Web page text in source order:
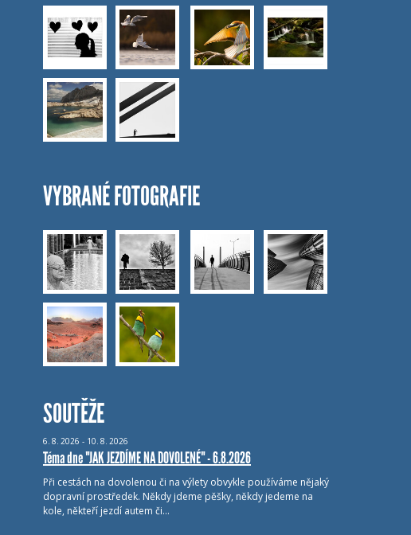
VYBRANÉ FOTOGRAFIE
SOUTĚŽE
6. 8. 2026 - 10. 8. 2026
Téma dne "JAK JEZDÍME NA DOVOLENÉ" - 6.8.2026
Při cestách na dovolenou či na výlety obvykle používáme nějaký
dopravní prostředek. Někdy jdeme pěšky, někdy jedeme na
kole, někteří jezdí autem či…